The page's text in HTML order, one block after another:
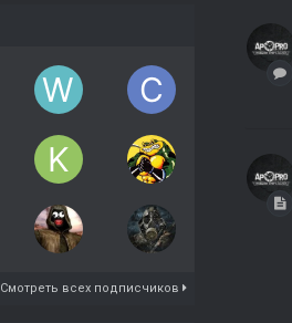
Смотреть всех подписчиков